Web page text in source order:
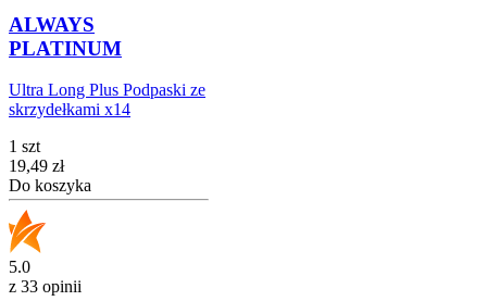
ALWAYS
PLATINUM
Ultra Long Plus Podpaski ze
skrzydełkami x14
1 szt
Cena
19,49 zł
Do koszyka
5.0
z 33 opinii